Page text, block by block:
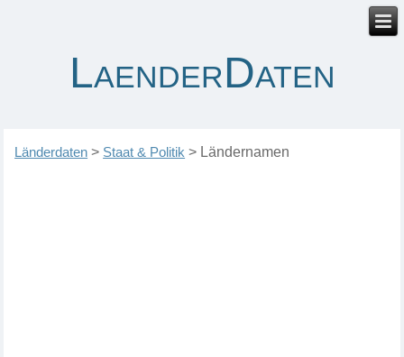
LaenderDaten
Länderdaten > Staat & Politik > Ländernamen